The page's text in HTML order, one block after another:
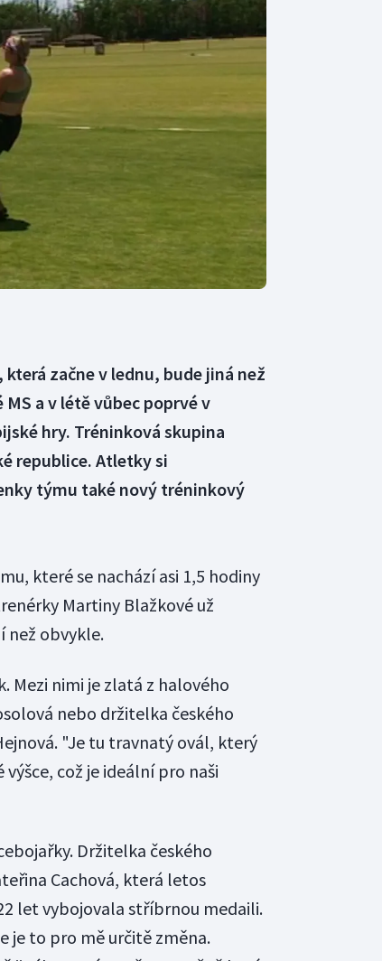
pětiboj
hry
volejbal
Triatlon
Veslování
Volejbal
Ostatní
začne v lednu, bude jiná než
a v létě vůbec poprvé v
hry. Tréninková skupina
republice. Atletky si
týmu také nový tréninkový
které se nachází asi 1,5 hodiny
Martiny Blažkové už
než obvykle.
Mezi nimi je zlatá z halového
nebo držitelka českého
"Je tu travnatý ovál, který
což je ideální pro naši
Držitelka českého
Cachová, která letos
let vybojovala stříbrnou medaili.
je to pro mě určitě změna.